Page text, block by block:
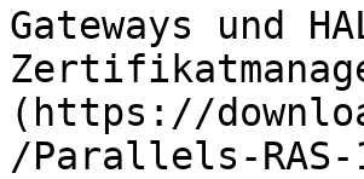
Gateways und
(https://
/Parallels-